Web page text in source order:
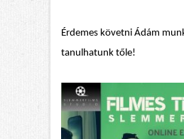
Érdemes követni Ádám
tanulhatunk tőle!